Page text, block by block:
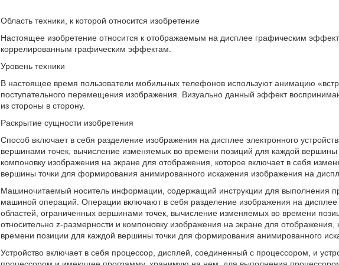
Область техники, к которой относится изобретение
Настоящее изобретение относится к отображаемым на дисплее графическим
коррелированным графическим эффектам.
Уровень техники
В настоящее время пользователи мобильных телефонов используют анимацию
поступательного перемещения изображения. Визуально данный эффект
из стороны в сторону.
Раскрытие сущности изобретения
Способ включает в себя разделение изображения на дисплее электронного
вершинами точек, вычисление изменяемых во времени позиций для каждой вершины
компоновку изображения на экране для отображения, которое включает в себя
вершины точки для формирования анимированного искажения изображения на
Машиночитаемый носитель информации, содержащий инструкции для выполнения
машиной операций. Операции включают в себя разделение изображения на дисплее
областей, ограниченных вершинами точек, вычисление изменяемых во времени
относительно z-размерности и компоновку изображения на экране для
времени позиции для каждой вершины точки для формирования анимированного
Устройство включает в себя процессор, дисплей, соединенный с процессором, и